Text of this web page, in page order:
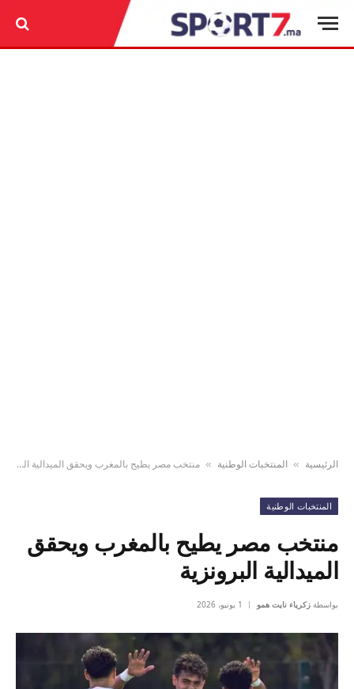
الرئيسية » المنتخبات الوطنية » منتخب مصر يطيح بالمغرب ويحقق الميدالية البرونزية
المنتخبات الوطنية
منتخب مصر يطيح بالمغرب ويحقق
الميدالية البرونزية
بواسطة زكرياء نايت همو 1 يونيو، 2026